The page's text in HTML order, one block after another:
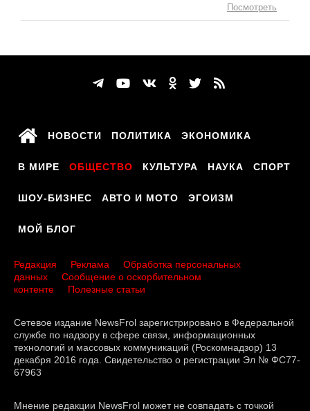
Посмотреть
НОВОСТИ ПОЛИТИКА ЭКОНОМИКА
В МИРЕ ОБЩЕСТВО КУЛЬТУРА НАУКА СПОРТ
ШОУ-БИЗНЕС АВТО И МОТО ЭГОИЗМ
МОЙ БЛОГ
Редакция Реклама
Обработка персональных
данных
Сообщение о оскорбительном
контенте
Полезные статьи
Сетевое издание NewsFrol зарегистрировано в Федеральной
службе по надзору в сфере связи, информационных
технологий и массовых коммуникаций (Роскомнадзор) 13
декабря 2016 года. Свидетельство о регистрации Эл № ФС77-
67963
Мнение редакции NewsFrol может не совпадать с точкой